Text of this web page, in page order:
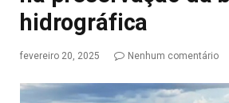
hidrográfica
fevereiro 20, 2025 Nenhum comentário